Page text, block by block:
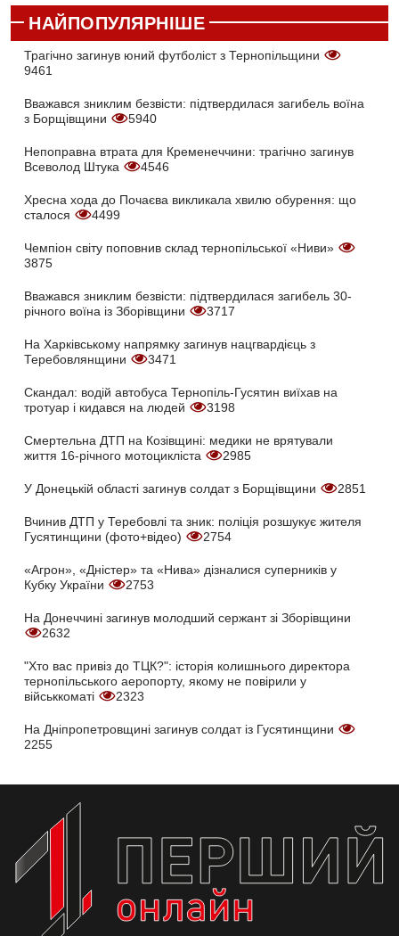
НАЙПОПУЛЯРНІШЕ
Трагічно загинув юний футболіст з Тернопільщини
9461
Вважався зниклим безвісти: підтвердилася загибель воїна
з Борщівщини
5940
Непоправна втрата для Кременеччини: трагічно загинув
Всеволод Штука
4546
Хресна хода до Почаєва викликала хвилю обурення: що
сталося
4499
Чемпіон світу поповнив склад тернопільської «Ниви»
3875
Вважався зниклим безвісти: підтвердилася загибель 30-
річного воїна із Зборівщини
3717
На Харківському напрямку загинув нацгвардієць з
Теребовлянщини
3471
Скандал: водій автобуса Тернопіль-Гусятин виїхав на
тротуар і кидався на людей
3198
Смертельна ДТП на Козівщині: медики не врятували
життя 16-річного мотоцикліста
2985
У Донецькій області загинув солдат з Борщівщини 2851
Вчинив ДТП у Теребовлі та зник: поліція розшукує жителя
Гусятинщини (фото+відео)
2754
«Агрон», «Дністер» та «Нива» дізналися суперників у
Кубку України
2753
На Донеччині загинув молодший сержант зі Зборівщини
2632
"Хто вас привіз до ТЦК?": історія колишнього директора
тернопільського аеропорту, якому не повірили у
військкоматі
2323
На Дніпропетровщині загинув солдат із Гусятинщини
2255